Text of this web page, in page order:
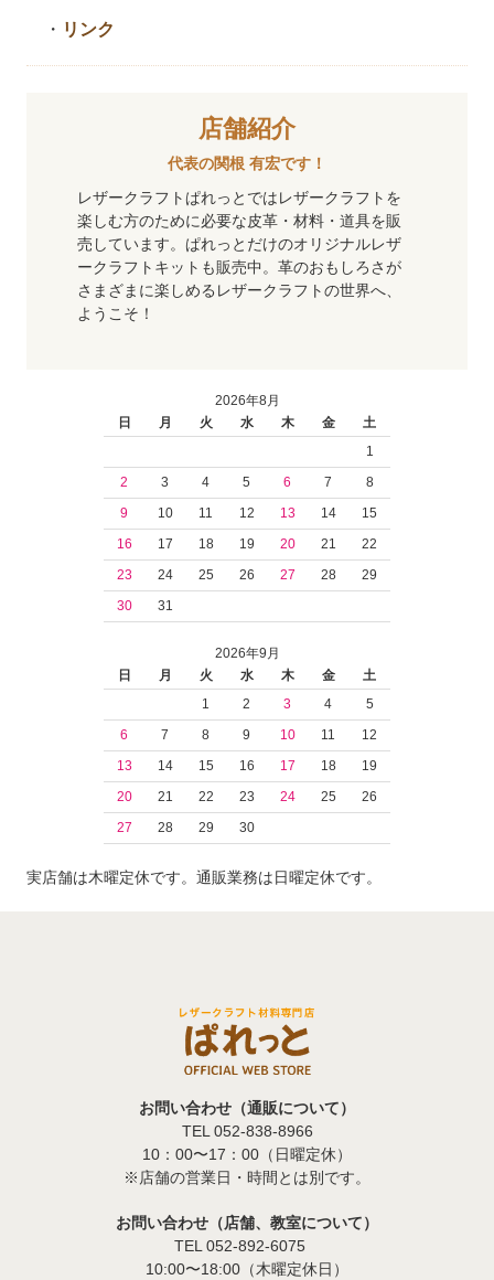
・ リンク
店舗紹介
代表の関根 有宏です！
レザークラフトぱれっとではレザークラフトを
楽しむ方のために必要な皮革・材料・道具を販
売しています。ぱれっとだけのオリジナルレザ
ークラフトキットも販売中。革のおもしろさが
さまざまに楽しめるレザークラフトの世界へ、
ようこそ！
2026年8月
日
月 火 水 木 金
土
1
2
3 4 5 6 7
8
9
10 11 12 13 14
15
16
17 18 19 20 21
22
23
24 25 26 27 28
29
30
31
2026年9月
日
月 火 水 木 金
土
1
2 3 4
5
6
7 8 9 10 11
12
13
14 15 16 17 18
19
20
21 22 23 24 25
26
27
28 29 30
実店舗は木曜定休です。通販業務は日曜定休です。
お問い合わせ（通販について）
TEL 052-838-8966
10：00〜17：00（日曜定休）
※店舗の営業日・時間とは別です。
お問い合わせ（店舗、教室について）
TEL 052-892-6075
10:00〜18:00（木曜定休日）